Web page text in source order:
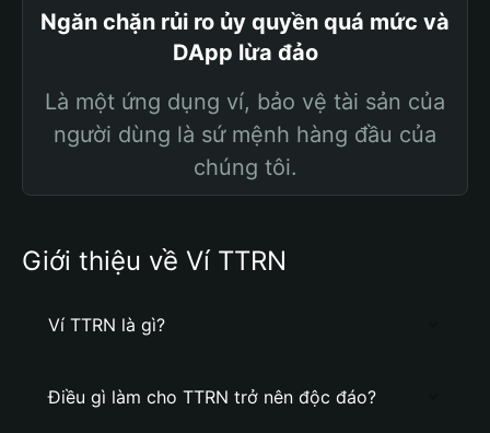
Ngăn chặn rủi ro ủy quyền quá mức và
DApp lừa đảo
Là một ứng dụng ví, bảo vệ tài sản của
người dùng là sứ mệnh hàng đầu của
chúng tôi.
Giới thiệu về Ví TTRN
Ví TTRN là gì?
Điều gì làm cho TTRN trở nên độc đáo?